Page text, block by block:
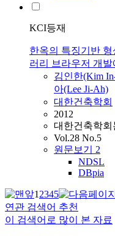
KCI등재
한옥의 특징기반
러리 브라우저 개
김인한(Kim
아(Lee Ji-Ah)
대한건축학회
2012
대한건축학회
Vol.28 No.5
원문보기 2
NDSL
DBpia
12345
연관 검색어 추천
이 검색어로 많이 본 자료